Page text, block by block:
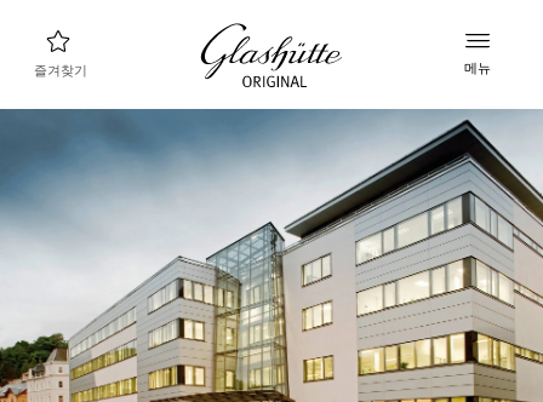
즐겨찾기 메뉴
나에게 맞는 시계 찾기 새로운 컬렉션
컬렉션 살펴보기
글라슈테 오리지널 브랜드
매뉴팩처, 히스토리, 그리고 파트너들